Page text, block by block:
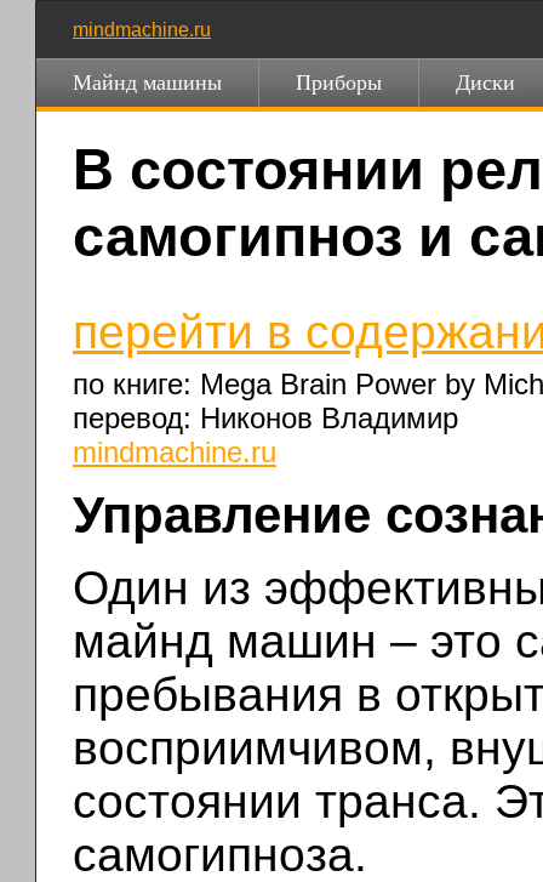
mindmachine.ru
Майнд машины Приборы Диски
В состоянии
самогипноз и
перейти в
по книге: Mega Brain Power by
перевод: Никонов Владимир
mindmachine.ru
Управление
Один из
майнд машин – это
пребывания в
восприимчивом,
состоянии транса.
самогипноза.